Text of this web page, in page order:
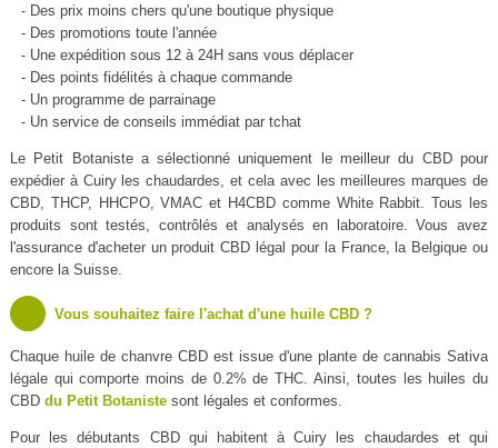
- Des prix moins chers qu'une boutique physique
- Des promotions toute l'année
- Une expédition sous 12 à 24H sans vous déplacer
- Des points fidélités à chaque commande
- Un programme de parrainage
- Un service de conseils immédiat par tchat
Le Petit Botaniste a sélectionné uniquement le meilleur du CBD pour
expédier à Cuiry les chaudardes, et cela avec les meilleures marques de
CBD, THCP, HHCPO, VMAC et H4CBD comme White Rabbit. Tous les
produits sont testés, contrôlés et analysés en laboratoire. Vous avez
l'assurance d'acheter un produit CBD légal pour la France, la Belgique ou
encore la Suisse.
Vous souhaitez faire l'achat d'une huile CBD ?
Chaque huile de chanvre CBD est issue d'une plante de cannabis Sativa
légale qui comporte moins de 0.2% de THC. Ainsi, toutes les huiles du
CBD du Petit Botanistesont légales et conformes.
Pour les débutants CBD qui habitent à Cuiry les chaudardes et qui